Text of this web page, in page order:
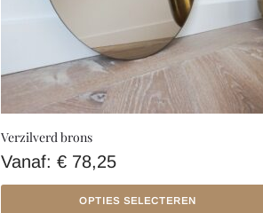
Verzilverd brons
Vanaf: €78,25
OPTIES SELECTEREN